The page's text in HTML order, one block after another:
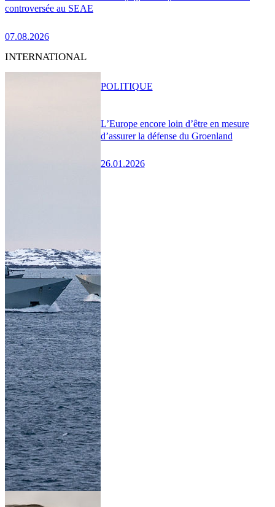
controversée au SEAE
07.08.2026
INTERNATIONAL
L’Europe encore loin d’être en mesure
d’assurer la défense du Groenland
26.01.2026
POLITIQUE